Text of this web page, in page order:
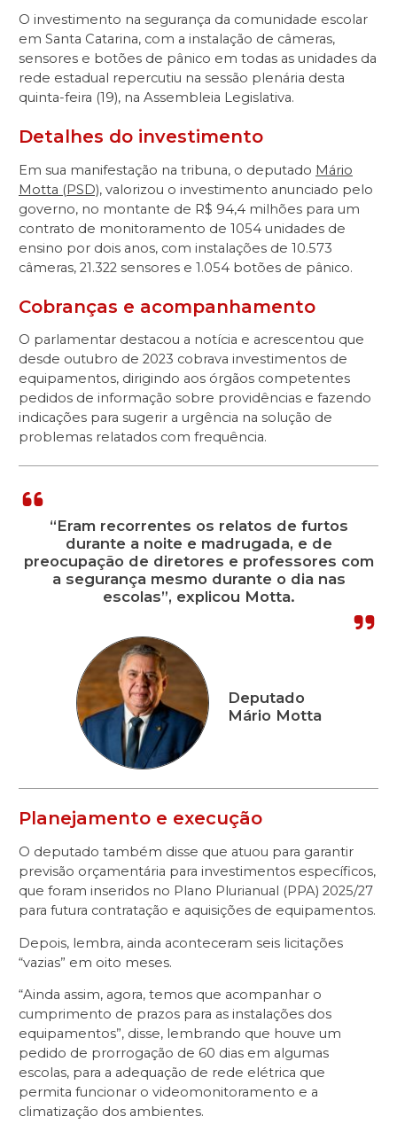
O investimento na segurança da comunidade escolar
em Santa Catarina, com a instalação de câmeras,
sensores e botões de pânico em todas as unidades da
rede estadual repercutiu na sessão plenária desta
quinta-feira (19), na Assembleia Legislativa.
Detalhes do investimento
Em sua manifestação na tribuna, o deputado Mário
Motta (PSD), valorizou o investimento anunciado pelo
governo, no montante de R$ 94,4 milhões para um
contrato de monitoramento de 1054 unidades de
ensino por dois anos, com instalações de 10.573
câmeras, 21.322 sensores e 1.054 botões de pânico.
Cobranças e acompanhamento
O parlamentar destacou a notícia e acrescentou que
desde outubro de 2023 cobrava investimentos de
equipamentos, dirigindo aos órgãos competentes
pedidos de informação sobre providências e fazendo
indicações para sugerir a urgência na solução de
problemas relatados com frequência.
“Eram recorrentes os relatos de furtos
durante a noite e madrugada, e de
preocupação de diretores e professores com
a segurança mesmo durante o dia nas
escolas”, explicou Motta.
Deputado
Mário Motta
Planejamento e execução
O deputado também disse que atuou para garantir
previsão orçamentária para investimentos específicos,
que foram inseridos no Plano Plurianual (PPA) 2025/27
para futura contratação e aquisições de equipamentos.
Depois, lembra, ainda aconteceram seis licitações
“vazias” em oito meses.
“Ainda assim, agora, temos que acompanhar o
cumprimento de prazos para as instalações dos
equipamentos”, disse, lembrando que houve um
pedido de prorrogação de 60 dias em algumas
escolas, para a adequação de rede elétrica que
permita funcionar o videomonitoramento e a
climatização dos ambientes.